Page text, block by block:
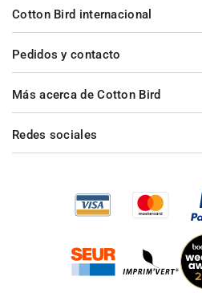
Pedidos y contacto
Más acerca de Cotton Bird
Cotton Bird internacional
Redes sociales